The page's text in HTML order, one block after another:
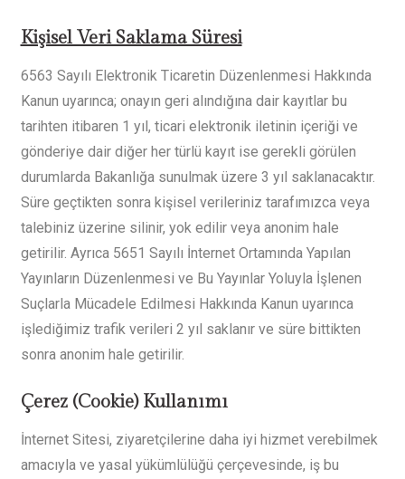
Kişisel Veri Saklama Süresi
6563 Sayılı Elektronik Ticaretin Düzenlenmesi Hakkında
Kanun uyarınca; onayın geri alındığına dair kayıtlar bu
tarihten itibaren 1 yıl, ticari elektronik iletinin içeriği ve
gönderiye dair diğer her türlü kayıt ise gerekli görülen
durumlarda Bakanlığa sunulmak üzere 3 yıl saklanacaktır.
Süre geçtikten sonra kişisel verileriniz tarafımızca veya
talebiniz üzerine silinir, yok edilir veya anonim hale
getirilir. Ayrıca 5651 Sayılı İnternet Ortamında Yapılan
Yayınların Düzenlenmesi ve Bu Yayınlar Yoluyla İşlenen
Suçlarla Mücadele Edilmesi Hakkında Kanun uyarınca
işlediğimiz trafik verileri 2 yıl saklanır ve süre bittikten
sonra anonim hale getirilir.
Çerez (Cookie) Kullanımı
İnternet Sitesi, ziyaretçilerine daha iyi hizmet verebilmek
amacıyla ve yasal yükümlülüğü çerçevesinde, iş bu